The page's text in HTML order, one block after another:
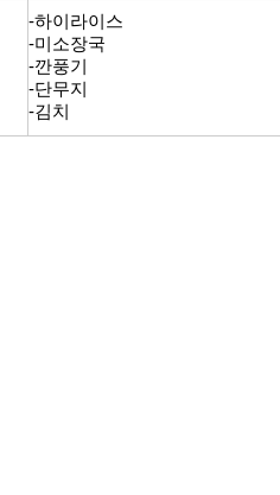
-하이라이스
-미소장국
-깐풍기
-단무지
-김치